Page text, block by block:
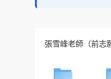
張雪峰老師（前志